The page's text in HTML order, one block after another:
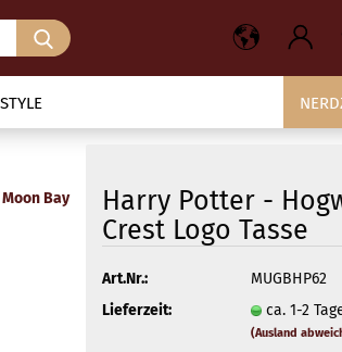
Suche...
Bay
Harry Potter -
Crest Logo Tasse
Art.Nr.:
MUGBHP62
Lieferzeit:
ca. 1-2
(Ausland